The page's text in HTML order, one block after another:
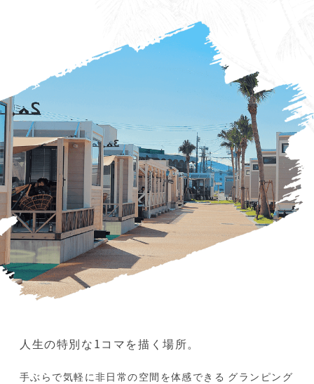
人生の特別な1コマを描く場所。
手ぶらで気軽に非日常の空間を体感できる グランピング